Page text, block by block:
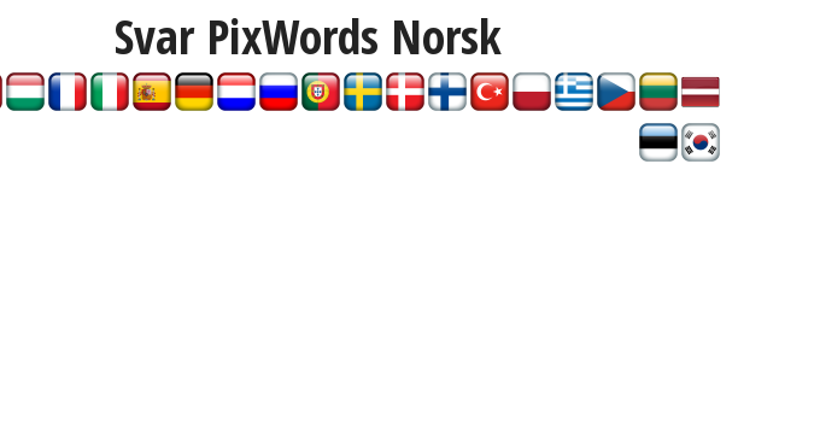
Svar PixWords Norsk